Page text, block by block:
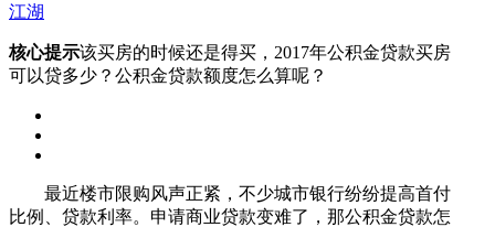
江湖
核心提示该买房的时候还是得买，2017年公积金贷款买房
可以贷多少？公积金贷款额度怎么算呢？
最近楼市限购风声正紧，不少城市银行纷纷提高首付
比例、贷款利率。申请商业贷款变难了，那公积金贷款怎